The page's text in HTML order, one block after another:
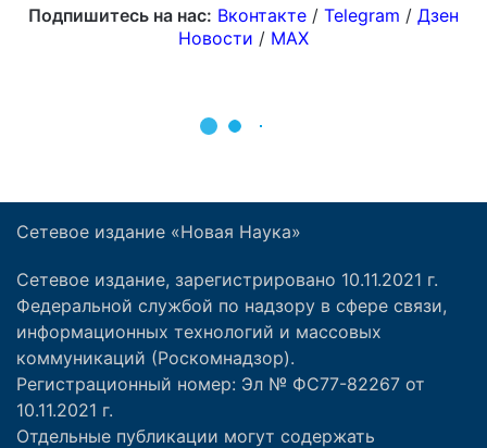
Сетевое издание «Новая Наука»
Сетевое издание, зарегистрировано 10.11.2021 г.
Федеральной службой по надзору в сфере связи,
информационных технологий и массовых
коммуникаций (Роскомнадзор).
Регистрационный номер: Эл № ФС77-82267 от
10.11.2021 г.
Отдельные публикации могут содержать